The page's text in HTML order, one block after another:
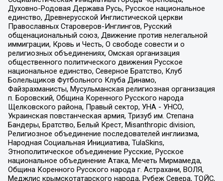
Духовно-Родовая Держава Русь, Русское национальное
единство, Древнерусской Инглистической церкви
Православных Староверов-Инглингов, Русский
общенациональный союз, Движение против нелегальной
иммиграции, Кровь и Честь, О свободе совести и о
религиозных объединениях, Омская организация
общественного политического движения Русское
национальное единство, Северное Братство, Клуб
Болельщиков Футбольного Клуба Динамо,
Файзрахманисты, Мусульманская религиозная организация
п. Боровский, Община Коренного Русского народа
Щелковского района, Правый сектор, УНА - УНСО,
Украинская повстанческая армия, Тризуб им. Степана
Бандеры, Братство, Белый Крест, Misanthropic division,
Религиозное объединение последователей инглиизма,
Народная Социальная Инициатива, TulaSkins,
Этнополитическое объединение Русские, Русское
национальное объединение Атака, Мечеть Мирмамеда,
Община Коренного Русского народа г. Астрахани, ВОЛЯ,
Меджлис крымскотатарского народа, Рубеж Севера, ТОЙС,